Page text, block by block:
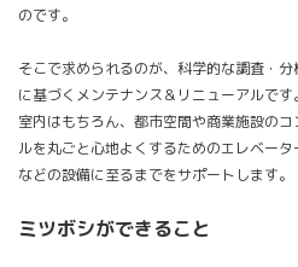
のです。
そこで求められるのが、科学的な調査・
に基づくメンテナンス＆リニューアルで
室内はもちろん、都市空間や商業施設の
ルを丸ごと心地よくするためのエレベー
などの設備に至るまでをサポートします。
ミツボシができること